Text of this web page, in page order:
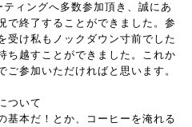
ィングへ多数参加頂き、誠にあ
で終了することができました。参
受け私もノックダウン寸前でした
ち越すことができました。これか
ご参加いただければと思います。
ついて
本だ！とか、コーヒーを淹れる